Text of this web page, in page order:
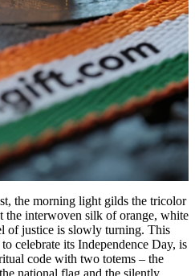
the morning light gilds the tricolor
the interwoven silk of orange, white
of justice is slowly turning. This
celebrate its Independence Day, is
code with two totems – the
national flag and the silently